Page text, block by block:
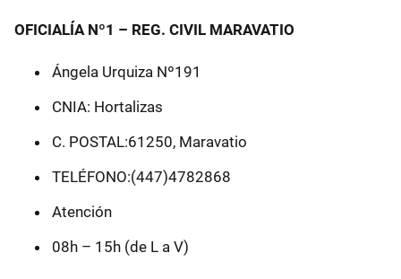
OFICIALÍA Nº1 – REG. CIVIL MARAVATIO
Ángela Urquiza Nº191
CNIA: Hortalizas
C. POSTAL:61250, Maravatio
TELÉFONO:(447)4782868
Atención
08h – 15h (de L a V)